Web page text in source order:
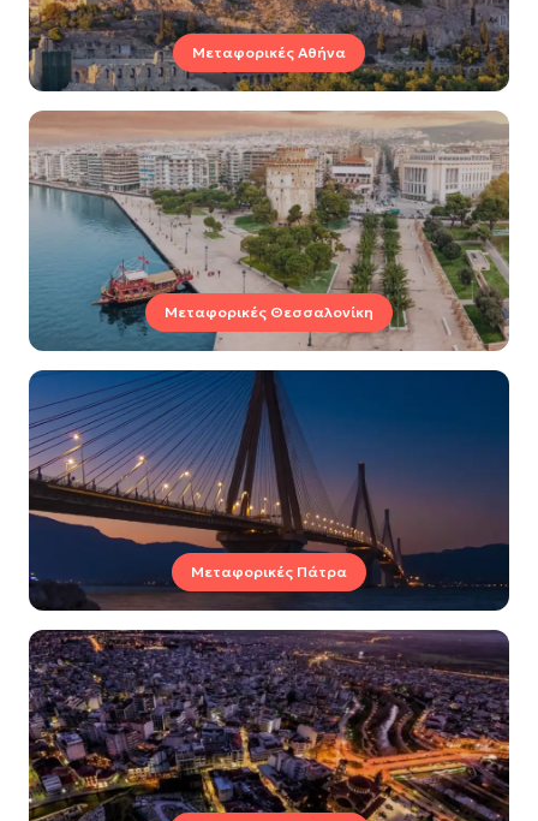
Μεταφορικές Αθήνα
Μεταφορικές Θεσσαλονίκη
Μεταφορικές Πάτρα